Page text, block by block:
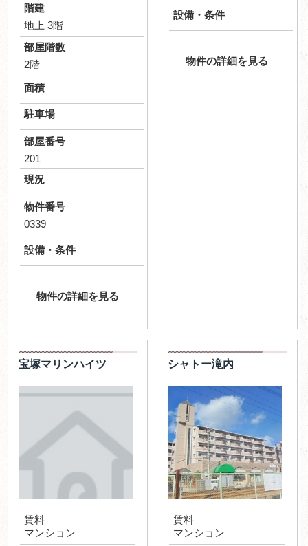
階建
地上 3階
部屋階数
2階
面積
駐車場
部屋番号
201
現況
物件番号
0339
設備・条件
物件の詳細を見る
設備・条件
物件の詳細を見る
宝塚マリンハイツ
賃料
マンション
シャトー滝内
賃料
マンション